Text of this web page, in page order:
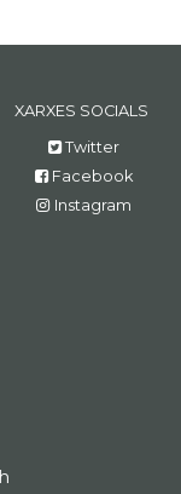
XARXES SOCIALS
Twitter
Facebook
Instagram